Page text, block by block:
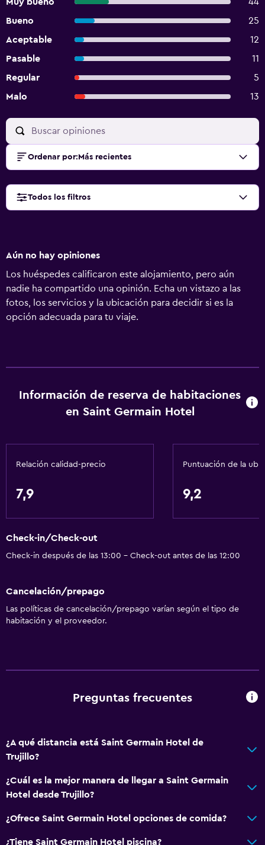
Bueno
25
Aceptable
12
Pasable
11
Regular
5
Malo
13
Ordenar por: Más recientes
Todos los filtros
Aún no hay opiniones
Los huéspedes calificaron este alojamiento, pero aún
nadie ha compartido una opinión. Echa un vistazo a las
fotos, los servicios y la ubicación para decidir si es la
opción adecuada para tu viaje.
Información de reserva de habitaciones
en Saint Germain Hotel
Relación calidad-precio
7,9
Puntuación de la
9,2
Check-in/Check-out
Check-in después de las 13:00 - Check-out antes de las 12:00
Cancelación/prepago
Las políticas de cancelación/prepago varían según el tipo de
habitación y el proveedor.
Preguntas frecuentes
¿A qué distancia está Saint Germain Hotel de
Trujillo?
¿Cuál es la mejor manera de llegar a Saint Germain
Hotel desde Trujillo?
¿Ofrece Saint Germain Hotel opciones de comida?
¿Tiene Saint Germain Hotel piscina?